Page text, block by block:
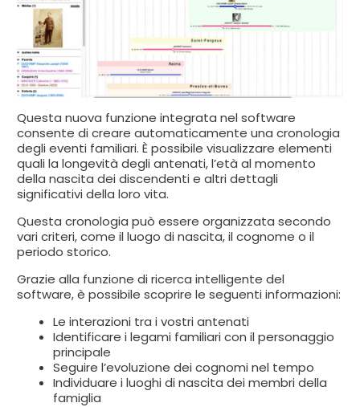
Questa nuova funzione integrata nel software
consente di creare automaticamente una cronologia
degli eventi familiari. È possibile visualizzare elementi
quali la longevità degli antenati, l’età al momento
della nascita dei discendenti e altri dettagli
significativi della loro vita.
Questa cronologia può essere organizzata secondo
vari criteri, come il luogo di nascita, il cognome o il
periodo storico.
Grazie alla funzione di ricerca intelligente del
software, è possibile scoprire le seguenti informazioni:
Le interazioni tra i vostri antenati
Identificare i legami familiari con il personaggio
principale
Seguire l’evoluzione dei cognomi nel tempo
Individuare i luoghi di nascita dei membri della
famiglia